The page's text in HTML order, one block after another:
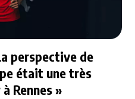
perspective de
était une très
Rennes »